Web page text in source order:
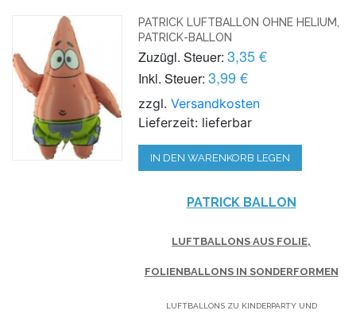
PATRICK LUFTBALLON OHNE HELIUM,
PATRICK-BALLON
Zuzügl. Steuer: 3,35 €
Inkl. Steuer: 3,99 €
zzgl.Versandkosten
Lieferzeit: lieferbar
IN DEN WARENKORB LEGEN
PATRICK BALLON
LUFTBALLONS AUS FOLIE,
FOLIENBALLONS IN SONDERFORMEN
LUFTBALLONS ZU KINDERPARTY UND